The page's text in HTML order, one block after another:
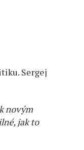
Sergej
novým
jak to